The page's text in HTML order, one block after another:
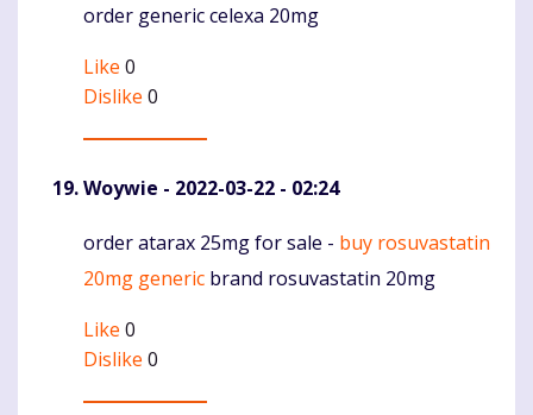
order generic celexa 20mg
Like 0
Dislike 0
Woywie - 2022-03-22 - 02:24
Komentaras
order atarax 25mg for sale - buy rosuvastatin
20mg generic brand rosuvastatin 20mg
Like 0
Dislike 0